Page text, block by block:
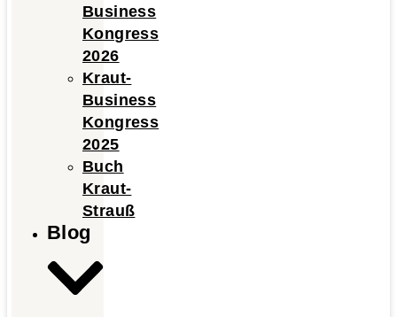
Business
Kongress
2026
Kraut-
Business
Kongress
2025
Buch
Kraut-
Strauß
Blog